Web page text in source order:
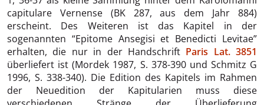
capitulare Vernense (BK 287, aus dem Jahr 884)
erscheint. Des Weiteren ist das Kapitel in der
sogenannten “Epitome Ansegisi et Benedicti Levitae”
erhalten, die nur in der Handschrift Paris Lat. 3851
überliefert ist (Mordek 1987, S. 378-390 und Schmitz G
1996, S. 338-340). Die Edition des Kapitels im Rahmen
der Neuedition der Kapitularien muss diese